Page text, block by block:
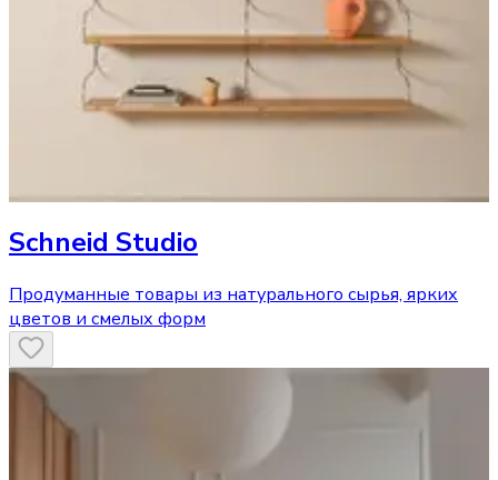
Schneid Studio
Продуманные товары из натурального сырья, ярких
цветов и смелых форм